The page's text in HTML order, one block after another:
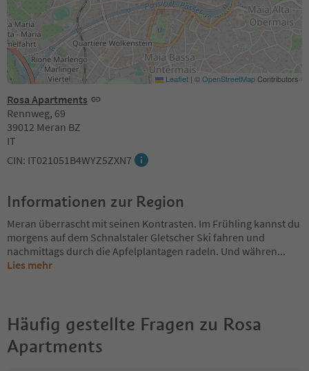
Rosa Apartments
Rennweg, 69
39012 Meran BZ
IT
CIN: IT021051B4WYZ5ZXN7
Leaflet | ©OpenStreetMapContributors
Informationen zur Region
Meran überrascht mit seinen Kontrasten. Im Frühling kannst du
morgens auf dem Schnalstaler Gletscher Ski fahren und
nachmittags durch die Apfelplantagen radeln. Und währen...
Lies mehr
Häufig gestellte Fragen zu Rosa
Apartments